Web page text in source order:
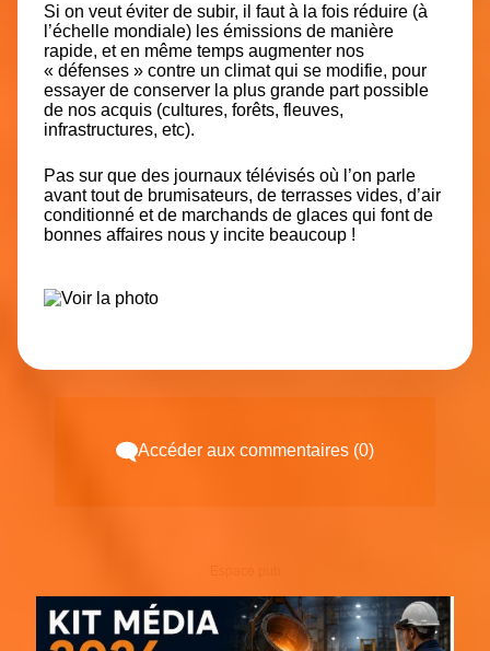
Si on veut éviter de subir, il faut à la fois réduire (à
l’échelle mondiale) les émissions de manière
rapide, et en même temps augmenter nos
« défenses » contre un climat qui se modifie, pour
essayer de conserver la plus grande part possible
de nos acquis (cultures, forêts, fleuves,
infrastructures, etc).
Pas sur que des journaux télévisés où l’on parle
avant tout de brumisateurs, de terrasses vides, d’air
conditionné et de marchands de glaces qui font de
bonnes affaires nous y incite beaucoup !
Accéder aux commentaires (0)